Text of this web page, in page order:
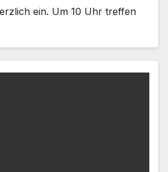
ein. Um 10 Uhr treffen